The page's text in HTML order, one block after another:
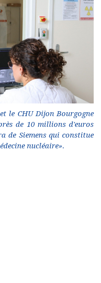
le CHU Dijon Bourgogne
de 10 millions d'euros
de Siemens qui constitue
nucléaire».